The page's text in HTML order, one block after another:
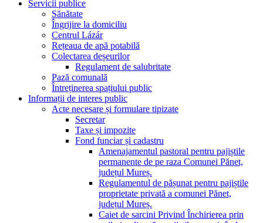
Servicii publice
Sănătate
Îngrijire la domiciliu
Centrul Lázár
Rețeaua de apă potabilă
Colectarea deșeurilor
Regulament de salubritate
Pază comunală
Întreținerea spațiului public
Informații de interes public
Acte necesare și formulare tipizate
Secretar
Taxe și impozite
Fond funciar și cadastru
Amenajamentul pastoral pentru pajiștile
permanente de pe raza Comunei Pănet,
județul Mureș.
Regulamentul de pășunat pentru pajiștile
proprietate privată a comunei Pănet,
județul Mureș.
Caiet de sarcini Privind Închirierea prin